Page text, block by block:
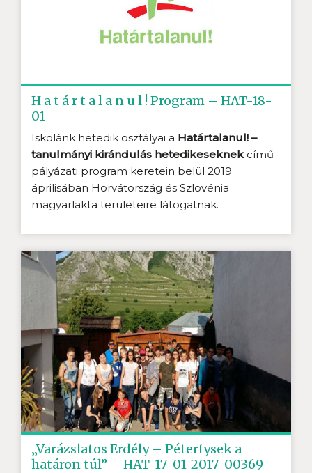
H a t á r t a l a n u l ! Program – HAT-18-
01
Iskolánk hetedik osztályai a Határtalanul! –
tanulmányi kirándulás hetedikeseknek című
pályázati program keretein belül 2019
áprilisában Horvátország és Szlovénia
magyarlakta területeire látogatnak.
„Varázslatos Erdély – Péterfysek a
határon túl” – HAT-17-01-2017-00369